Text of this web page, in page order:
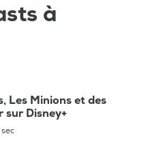
à
Les Minions et des
Disney+